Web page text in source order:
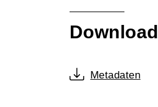
Download
Metadaten